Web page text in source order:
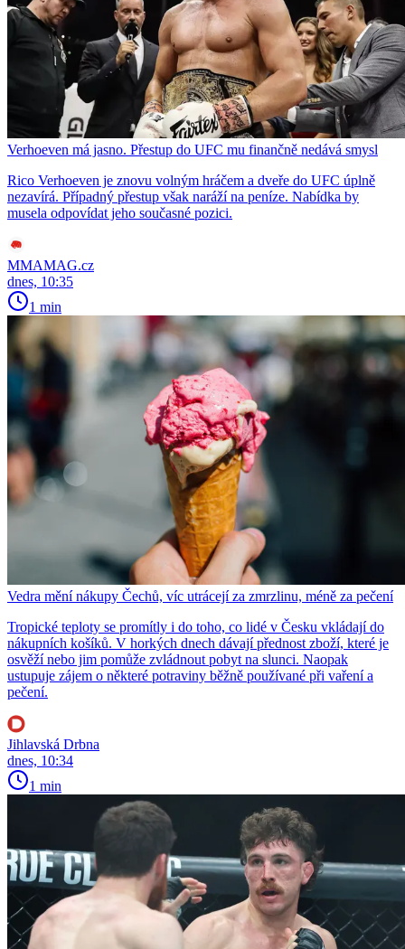
Verhoeven má jasno. Přestup do UFC mu finančně nedává smysl
Rico Verhoeven je znovu volným hráčem a dveře do UFC úplně
nezavírá. Případný přestup však naráží na peníze. Nabídka by
musela odpovídat jeho současné pozici.
MMAMAG.cz
dnes, 10:35
1 min
Vedra mění nákupy Čechů, víc utrácejí za zmrzlinu, méně za pečení
Tropické teploty se promítly i do toho, co lidé v Česku vkládají do
nákupních košíků. V horkých dnech dávají přednost zboží, které je
osvěží nebo jim pomůže zvládnout pobyt na slunci. Naopak
ustupuje zájem o některé potraviny běžně používané při vaření a
pečení.
Jihlavská Drbna
dnes, 10:34
1 min